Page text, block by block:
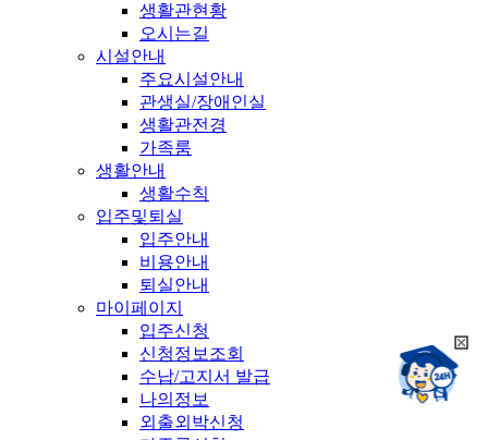
생활관현황
오시는길
시설안내
주요시설안내
관생실/장애인실
생활관전경
가족룸
생활안내
생활수칙
입주및퇴실
입주안내
비용안내
퇴실안내
마이페이지
입주신청
신청정보조회
수납/고지서 발급
나의정보
외출외박신청
챗봇상담:
24시
채팅상담:
9시~18시
희